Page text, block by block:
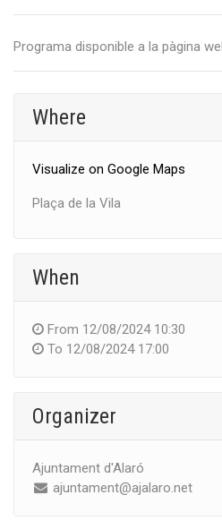
Programa disponible a la pàgina
Where
Visualize on Google Maps
Plaça de la Vila
When
From 12/08/2024 10:30
To 12/08/2024 17:00
Organizer
Ajuntament d'Alaró
ajuntament@ajalaro.net